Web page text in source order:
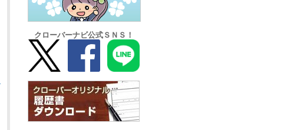
クローバーナビ公式ＳＮＳ！